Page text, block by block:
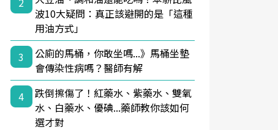
波10大疑問：真正該避開的是「這種
用油方式」
3
公廁的馬桶，你敢坐嗎...》馬桶坐墊
會傳染性病嗎？醫師有解
4
跌倒擦傷了！紅藥水、紫藥水、雙氧
水、白藥水、優碘...藥師教你該如何
選才對